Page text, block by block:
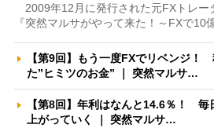
2009年12月に発行された元FXトレー
『突然マルサがやって来た！～FXで10
【第9回】もう一度FXでリベンジ！
た”ヒミツのお金” ｜ 突然マルサ…
【第8回】年利はなんと14.6％！ 毎
上がっていく ｜ 突然マルサ…